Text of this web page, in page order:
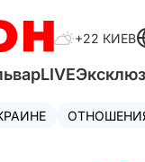
+22 КИЕВ
LIVE